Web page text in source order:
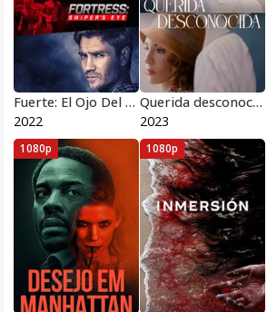
Fuerte: El Ojo Del Francotirador
2022
Querida desconocida
2023
1080p 1080p